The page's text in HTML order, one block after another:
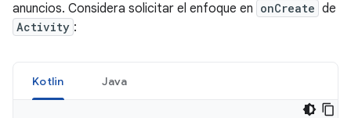
anuncios. Considera solicitar el enfoque en onCreate de
Activity :
Kotlin Java